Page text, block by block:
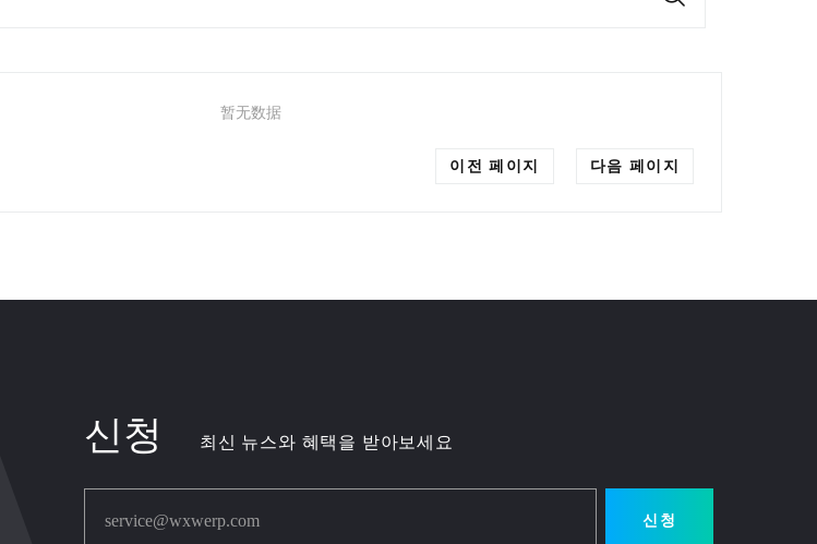
暂无数据
이전 페이지 다음 페이지
신청 최신 뉴스와 혜택을 받아보세요
service@wxwerp.com 신청